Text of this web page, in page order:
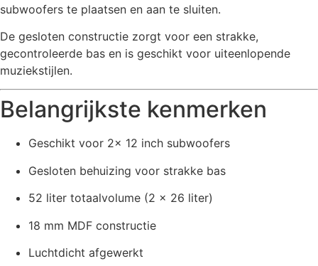
subwoofers te plaatsen en aan te sluiten.
De gesloten constructie zorgt voor een strakke,
gecontroleerde bas en is geschikt voor uiteenlopende
muziekstijlen.
Belangrijkste kenmerken
Geschikt voor 2x 12 inch subwoofers
Gesloten behuizing voor strakke bas
52 liter totaalvolume (2 x 26 liter)
18 mm MDF constructie
Luchtdicht afgewerkt